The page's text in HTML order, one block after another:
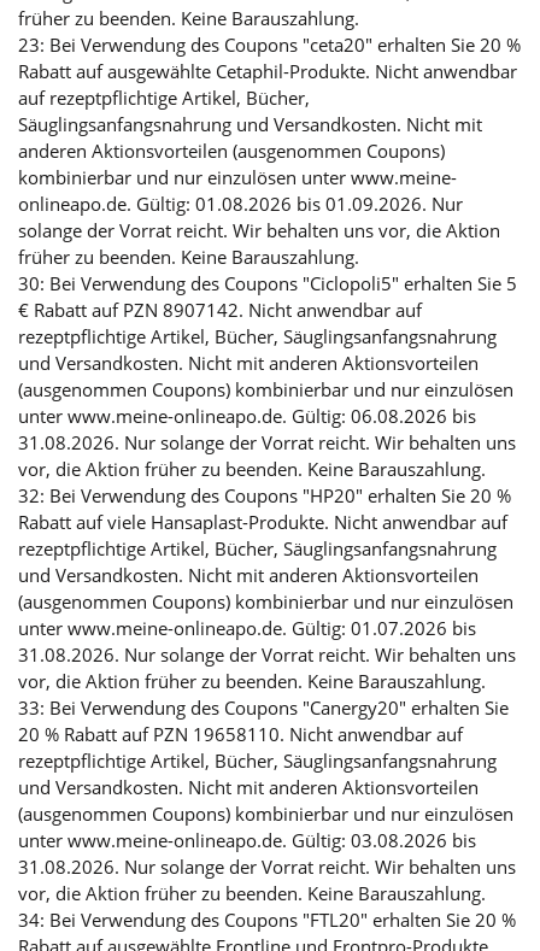
früher zu beenden. Keine Barauszahlung.
23: Bei Verwendung des Coupons "ceta20" erhalten Sie 20 %
Rabatt auf ausgewählte Cetaphil-Produkte. Nicht anwendbar
auf rezeptpflichtige Artikel, Bücher,
Säuglingsanfangsnahrung und Versandkosten. Nicht mit
anderen Aktionsvorteilen (ausgenommen Coupons)
kombinierbar und nur einzulösen unter www.meine-
onlineapo.de. Gültig: 01.08.2026 bis 01.09.2026. Nur
solange der Vorrat reicht. Wir behalten uns vor, die Aktion
früher zu beenden. Keine Barauszahlung.
30: Bei Verwendung des Coupons "Ciclopoli5" erhalten Sie 5
€ Rabatt auf PZN 8907142. Nicht anwendbar auf
rezeptpflichtige Artikel, Bücher, Säuglingsanfangsnahrung
und Versandkosten. Nicht mit anderen Aktionsvorteilen
(ausgenommen Coupons) kombinierbar und nur einzulösen
unter www.meine-onlineapo.de. Gültig: 06.08.2026 bis
31.08.2026. Nur solange der Vorrat reicht. Wir behalten uns
vor, die Aktion früher zu beenden. Keine Barauszahlung.
32: Bei Verwendung des Coupons "HP20" erhalten Sie 20 %
Rabatt auf viele Hansaplast-Produkte. Nicht anwendbar auf
rezeptpflichtige Artikel, Bücher, Säuglingsanfangsnahrung
und Versandkosten. Nicht mit anderen Aktionsvorteilen
(ausgenommen Coupons) kombinierbar und nur einzulösen
unter www.meine-onlineapo.de. Gültig: 01.07.2026 bis
31.08.2026. Nur solange der Vorrat reicht. Wir behalten uns
vor, die Aktion früher zu beenden. Keine Barauszahlung.
33: Bei Verwendung des Coupons "Canergy20" erhalten Sie
20 % Rabatt auf PZN 19658110. Nicht anwendbar auf
rezeptpflichtige Artikel, Bücher, Säuglingsanfangsnahrung
und Versandkosten. Nicht mit anderen Aktionsvorteilen
(ausgenommen Coupons) kombinierbar und nur einzulösen
unter www.meine-onlineapo.de. Gültig: 03.08.2026 bis
31.08.2026. Nur solange der Vorrat reicht. Wir behalten uns
vor, die Aktion früher zu beenden. Keine Barauszahlung.
34: Bei Verwendung des Coupons "FTL20" erhalten Sie 20 %
Rabatt auf ausgewählte Frontline und Frontpro-Produkte.